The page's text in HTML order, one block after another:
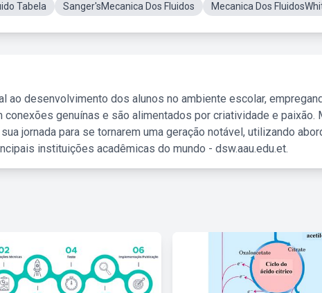
Tabela Sanger'sMecanica Dos Fluidos Mecanica Dos
ao desenvolvimento dos alunos no ambiente escolar,
genuínas e são alimentados por criatividade e paixão.
jornada para se tornarem uma geração notável, utilizando
instituições acadêmicas do mundo - dsw.aau.edu.et.